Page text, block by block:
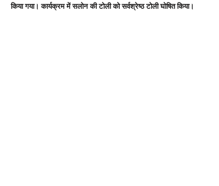
किया गया। कार्यक्रम में सलोन की टोली को सर्वश्रेष्ठ टोली घोषित किया।